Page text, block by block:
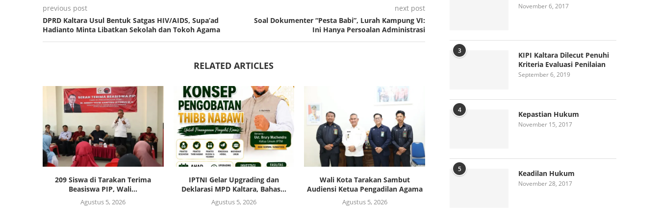
previous post
DPRD Kaltara Usul Bentuk Satgas HIV/AIDS, Supa’ad
Hadianto Minta Libatkan Sekolah dan Tokoh Agama
next post
Soal Dokumenter “Pesta Babi”, Lurah Kampung VI:
Ini Hanya Persoalan Administrasi
RELATED ARTICLES
209 Siswa di Tarakan Terima
Beasiswa PIP, Wali...
Agustus 5, 2026
IPTNI Gelar Upgrading dan
Deklarasi MPD Kaltara, Bahas...
Agustus 5, 2026
Wali Kota Tarakan Sambut
Audiensi Ketua Pengadilan Agama
Agustus 5, 2026
November 6, 2017
3
KIPI Kaltara Dilecut Penuhi
Kriteria Evaluasi Penilaian
September 6, 2019
4 Kepastian Hukum
November 15, 2017
5 Keadilan Hukum
November 28, 2017